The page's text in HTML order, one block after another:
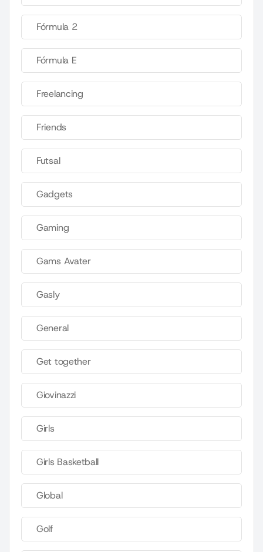
Fórmula 2
Fórmula E
Freelancing
Friends
Futsal
Gadgets
Gaming
Gams Avater
Gasly
General
Get together
Giovinazzi
Girls
Girls Basketball
Global
Golf